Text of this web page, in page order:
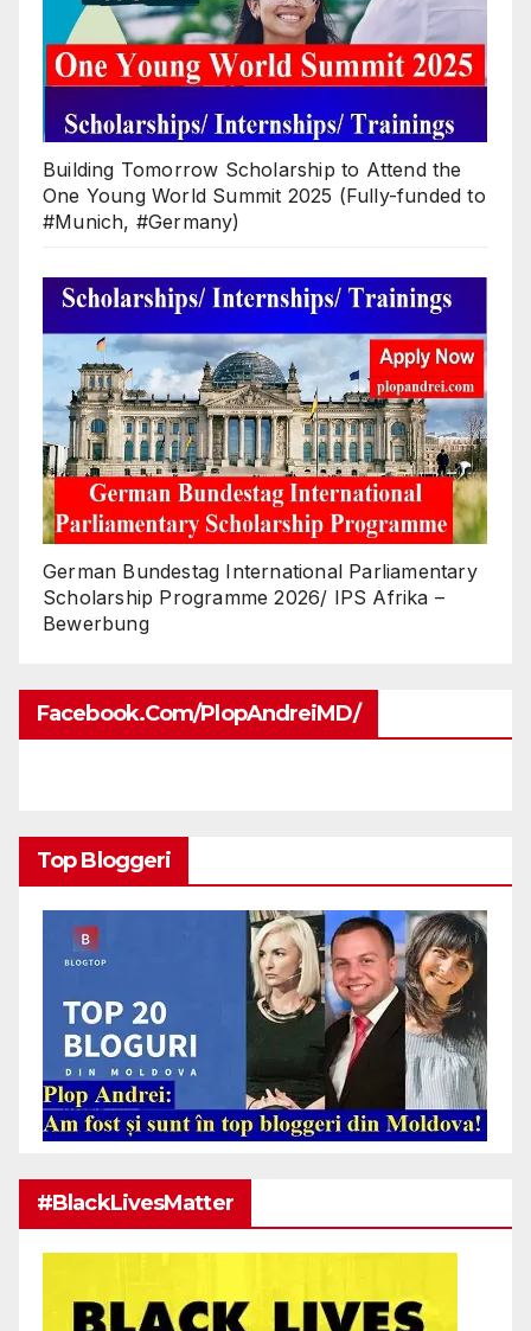
Building Tomorrow Scholarship to Attend the
One Young World Summit 2025 (Fully-funded to
#Munich, #Germany)
German Bundestag International Parliamentary
Scholarship Programme 2026/ IPS Afrika –
Bewerbung
Facebook.com/PlopAndreiMD/
Top Bloggeri
#BlackLivesMatter